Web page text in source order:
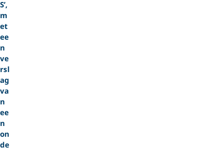
S’,
m
et
ee
n
ve
rsl
ag
va
n
ee
n
on
de